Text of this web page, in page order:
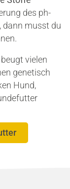
des ph-
dann musst du
vielen
genetisch
Hund,